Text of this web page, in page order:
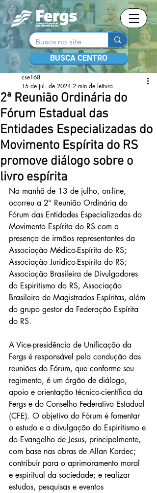
BUSCA CENTRO
2ª Reunião Ordinária do
Fórum Estadual das
Entidades Especializadas do
Movimento Espírita do RS
promove diálogo sobre o
livro espírita
cse168
15 de jul. de 2024 2 min de leitura
Na manhã de 13 de julho, on-line,
ocorreu a 2ª Reunião Ordinária do
Fórum das Entidades Especializadas do
Movimento Espírita do RS com a
presença de irmãos representantes da
Associação Médico-Espírita do RS;
Associação Jurídico-Espírita do RS;
Associação Brasileira de Divulgadores
do Espiritismo do RS, Associação
Brasileira de Magistrados Espíritas, além
do grupo gestor da Federação Espírita
do RS.
A Vice-presidência de Unificação da
Fergs é responsável pela condução das
reuniões do Fórum, que conforme seu
regimento, é um órgão de diálogo,
apoio e orientação técnico-científica da
Fergs e do Conselho Federativo Estadual
(CFE). O objetivo do Fórum é fomentar
o estudo e a divulgação do Espiritismo e
do Evangelho de Jesus, principalmente,
com base nas obras de Allan Kardec;
contribuir para o aprimoramento moral
e espiritual da sociedade; e realizar
estudos, pesquisas e eventos